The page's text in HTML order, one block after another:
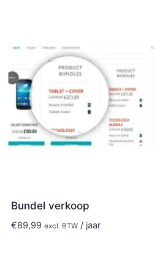
Bundel verkoop
€89,99 excl. BTW / jaar